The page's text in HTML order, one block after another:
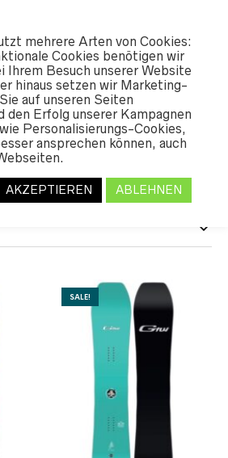
/ 158
158
SALE!
mehrere Arten von Cookies:
Cookies benötigen wir
Ihrem Besuch unserer Website
hinaus setzen wir Marketing-
auf unseren Seiten
den Erfolg unserer Kampagnen
Personalisierungs-Cookies,
ansprechen können, auch
AKZEPTIEREN ABLEHNEN